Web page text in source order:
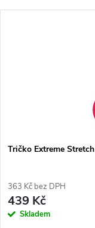
Tričko Extreme Stretch
363 Kč bez DPH
439 Kč
Skladem